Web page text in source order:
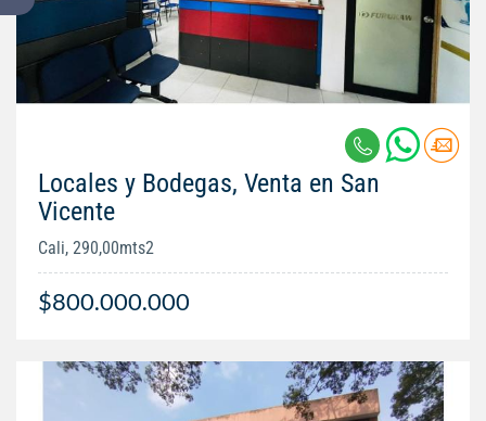
Locales y Bodegas, Venta en San
Vicente
Cali, 290,00mts2
$800.000.000